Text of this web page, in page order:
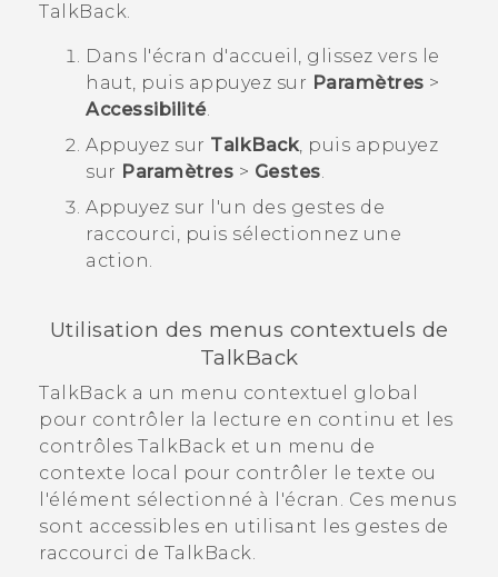
TalkBack
Dans l'écran d'accueil
, glissez vers le
haut, puis appuyez sur Paramètres >
Accessibilité.
Appuyez sur TalkBack , puis appuyez
sur Paramètres > Gestes
Appuyez sur l'un des gestes de
raccourci, puis sélectionnez une
action.
Utilisation des menus contextuels de
TalkBack
TalkBack a un menu contextuel global
pour contrôler la lecture en continu et les
contrôles TalkBack et un menu de
contexte local pour contrôler le texte ou
l'élément sélectionné à l'écran. Ces menus
sont accessibles en utilisant les gestes de
raccourci de TalkBack.